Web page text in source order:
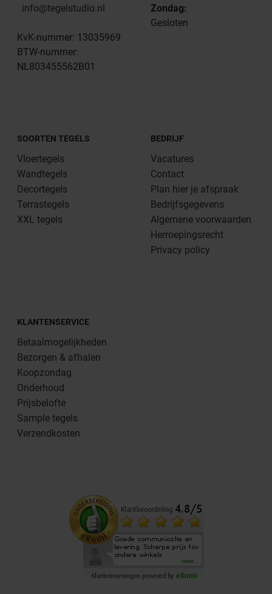
info@tegelstudio.nl
KvK-nummer: 13035969
BTW-nummer:
NL803455562B01
Zondag:
Gesloten
SOORTEN TEGELS
Vloertegels
Wandtegels
Decortegels
Terrastegels
XXL tegels
BEDRIJF
Vacatures
Contact
Plan hier je afspraak
Bedrijfsgegevens
Algemene voorwaarden
Herroepingsrecht
Privacy policy
KLANTENSERVICE
Betaalmogelijkheden
Bezorgen & afhalen
Koopzondag
Onderhoud
Prijsbelofte
Sample tegels
Verzendkosten